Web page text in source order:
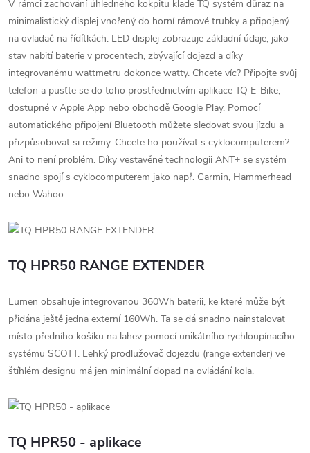
V rámci zachování úhledného kokpitu klade TQ systém důraz na
minimalistický displej vnořený do horní rámové trubky a připojený
na ovladač na řídítkách. LED displej zobrazuje základní údaje, jako
stav nabití baterie v procentech, zbývající dojezd a díky
integrovanému wattmetru dokonce watty. Chcete víc? Připojte svůj
telefon a pusťte se do toho prostřednictvím aplikace TQ E-Bike,
dostupné v Apple App nebo obchodě Google Play. Pomocí
automatického připojení Bluetooth můžete sledovat svou jízdu a
přizpůsobovat si režimy. Chcete ho používat s cyklocomputerem?
Ani to není problém. Díky vestavěné technologii ANT+ se systém
snadno spojí s cyklocomputerem jako např. Garmin, Hammerhead
nebo Wahoo.
TQ HPR50 RANGE EXTENDER
Lumen obsahuje integrovanou 360Wh baterii, ke které může být
přidána ještě jedna externí 160Wh. Ta se dá snadno nainstalovat
místo předního košíku na lahev pomocí unikátního rychloupínacího
systému SCOTT. Lehký prodlužovač dojezdu (range extender) ve
štíhlém designu má jen minimální dopad na ovládání kola.
TQ HPR50 - aplikace